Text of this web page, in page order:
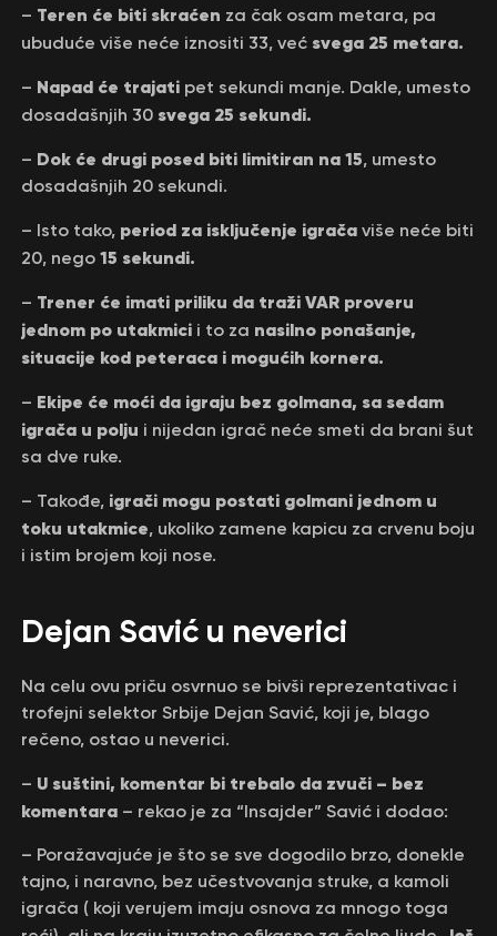
– Teren će biti skraćen za čak osam metara, pa
ubuduće više neće iznositi 33, već svega 25 metara.
– Napad će trajatipet sekundi manje. Dakle, umesto
dosadašnjih 30 svega 25 sekundi.
– Dok će drugi posed biti limitiran na 15, umesto
dosadašnjih 20 sekundi.
– Isto tako, period za isključenje igrača više neće biti
20, nego 15 sekundi.
– Trener će imati priliku da traži VAR proveru
jednom po utakmicii to za nasilno ponašanje,
situacije kod peteraca i mogućih kornera.
– Ekipe će moći da igraju bez golmana, sa sedam
igrača u polju i nijedan igrač neće smeti da brani šut
sa dve ruke.
– Takođe, igrači mogu postati golmani jednom u
toku utakmice, ukoliko zamene kapicu za crvenu boju
i istim brojem koji nose.
Dejan Savić u neverici
Na celu ovu priču osvrnuo se bivši reprezentativac i
trofejni selektor Srbije Dejan Savić, koji je, blago
rečeno, ostao u neverici.
– U suštini, komentar bi trebalo da zvuči – bez
komentara – rekao je za “Insajder” Savić i dodao:
– Poražavajuće je što se sve dogodilo brzo, donekle
tajno, i naravno, bez učestvovanja struke, a kamoli
igrača ( koji verujem imaju osnova za mnogo toga